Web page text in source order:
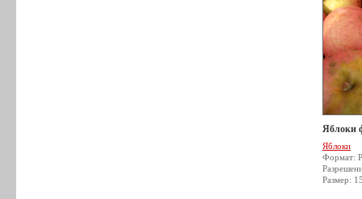
Яблоки
Яблоки
Формат:
Размер: